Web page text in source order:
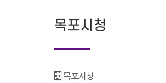
목포시청
기관명 :
목포시청